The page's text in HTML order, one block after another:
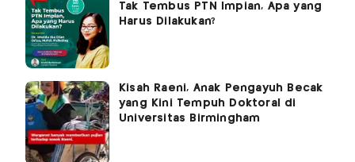
Tak Tembus PTN Impian, Apa yang
Harus Dilakukan?
Kisah Raeni, Anak Pengayuh Becak
yang Kini Tempuh Doktoral di
Universitas Birmingham